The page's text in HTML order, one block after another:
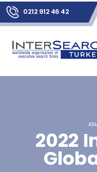
0212 912 46 42
2022